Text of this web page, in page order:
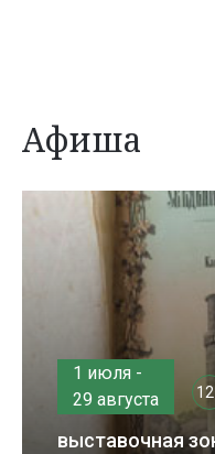
Афиша
1 июля -
29 августа
выставочная